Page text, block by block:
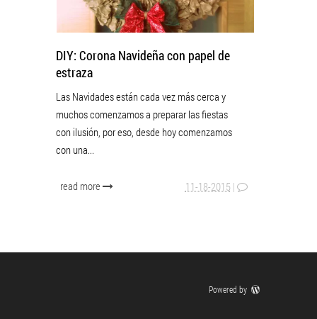
DIY: Corona Navideña con papel de
estraza
Las Navidades están cada vez más cerca y
muchos comenzamos a preparar las fiestas
con ilusión, por eso, desde hoy comenzamos
con una...
read more 11-18-2015 |
Powered by